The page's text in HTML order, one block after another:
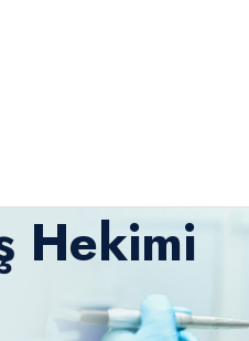
Hekimi